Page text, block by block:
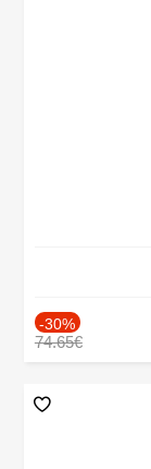
-30%
74.65€